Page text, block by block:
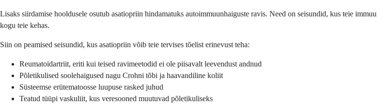
Lisaks siirdamise hooldusele osutub asatiopriin hindamatuks autoimmuunhaiguste ravis. Need on seisundid, kus teie
kogu teie kehas.
Siin on peamised seisundid, kus asatiopriin võib teie tervises tõelist erinevust teha:
Reumatoidartriit, eriti kui teised ravimeetodid ei ole piisavalt leevendust andnud
Põletikulised soolehaigused nagu Crohni tõbi ja haavandiline koliit
Süsteemse erütematoosse luupuse rasked juhud
Teatud tüüpi vaskuliit, kus veresooned muutuvad põletikuliseks